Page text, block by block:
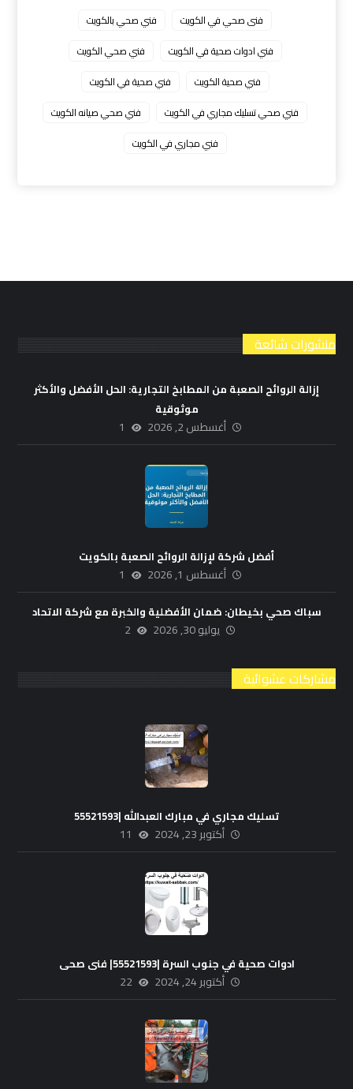
فنى صحي في الكويت
فني صحي بالكويت
فني ادوات صحية في الكويت
فني صحي الكويت
فني صحية الكويت
فني صحية في الكويت
فني صحي تسليك مجاري في الكويت
فني صحي صيانه الكويت
فني مجاري في الكويت
منشورات شائعة
إزالة الروائح الصعبة من المطابخ التجارية: الحل الأفضل والأكثر
موثوقية
أغسطس 2, 2026 1
أفضل شركة لإزالة الروائح الصعبة بالكويت
أغسطس 1, 2026 1
سباك صحي بخيطان: ضمان الأفضلية والخبرة مع شركة الاتحاد
يوليو 30, 2026 2
مشاركات عشوائية
تسليك مجاري في مبارك العبدالله |55521593
أكتوبر 23, 2024 11
ادوات صحية في جنوب السرة |55521593| فنى صحى
أكتوبر 24, 2024 22